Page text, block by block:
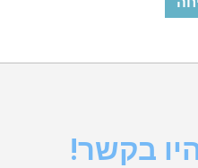
בקשר!